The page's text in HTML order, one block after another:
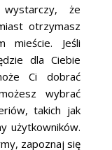
że
otrzymasz
mieście. Jeśli
dla Ciebie
Ci dobrać
wybrać
takich jak
użytkowników.
zapoznaj się